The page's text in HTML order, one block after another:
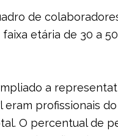
de
etária de 30 a
a
eram profissionais
O percentual de